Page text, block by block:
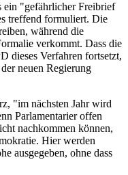
ein "gefährlicher Freibrief
treffend formuliert. Die
während die
verkommt. Dass die
dieses Verfahren fortsetzt,
neuen Regierung
"im nächsten Jahr wird
Parlamentarier offen
nachkommen können,
Hier werden
ausgegeben, ohne dass